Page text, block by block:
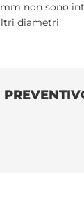
non sono
diametri